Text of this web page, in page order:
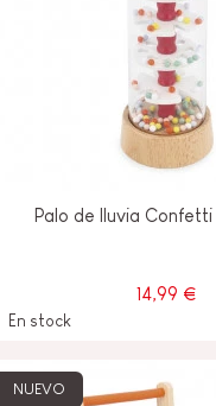
Palo de lluvia
14,99 €
En stock
NUEVO